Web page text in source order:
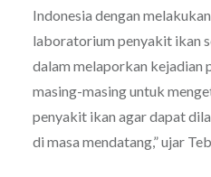
Indonesia dengan
laboratorium penyakit ikan
dalam melaporkan kejadian
masing-masing untuk
penyakit ikan agar dapat
di masa mendatang,” ujar